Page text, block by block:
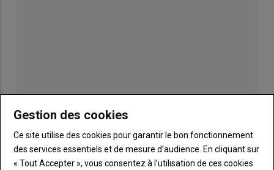
Gestion des cookies
Ce site utilise des cookies pour garantir le bon fonctionnement
des services essentiels et de mesure d’audience. En cliquant sur
« Tout Accepter », vous consentez à l’utilisation de ces cookies